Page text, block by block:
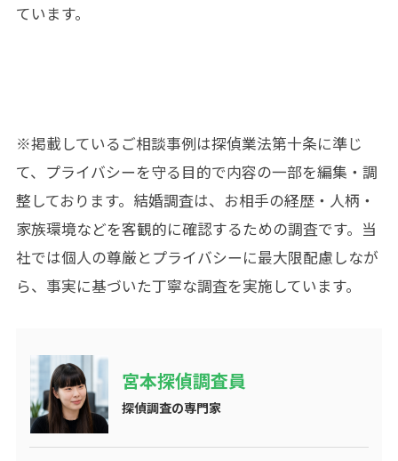
ています。
※掲載しているご相談事例は探偵業法第十条に準じ
て、プライバシーを守る目的で内容の一部を編集・調
整しております。結婚調査は、お相手の経歴・人柄・
家族環境などを客観的に確認するための調査です。当
社では個人の尊厳とプライバシーに最大限配慮しなが
ら、事実に基づいた丁寧な調査を実施しています。
宮本探偵調査員
探偵調査の専門家